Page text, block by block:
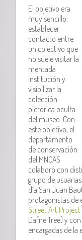
El objetivo era
muy sencillo:
establecer
contacto entre
un colectivo que
no suele visitar la
mentada
institución y
visibilizar la
colección
pictórica oculta
del museo. Con
este objetivo, el
departamento
de conservación
del MNCAS
colaboró con
grupo de
día San Juan
protagonistas de
Street Art Project
Dafne Tree) y
encargadas de la